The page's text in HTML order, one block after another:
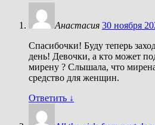
Анастасия 30 ноября
Спасибочки! Буду теперь
день! Девочки, а кто может
мирену ? Слышала, что
средство для женщин.
Ответить ↓